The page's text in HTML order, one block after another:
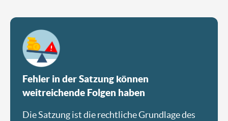
Fehler in der Satzung können
weitreichende Folgen haben
Die Satzung ist die rechtliche Grundlage des